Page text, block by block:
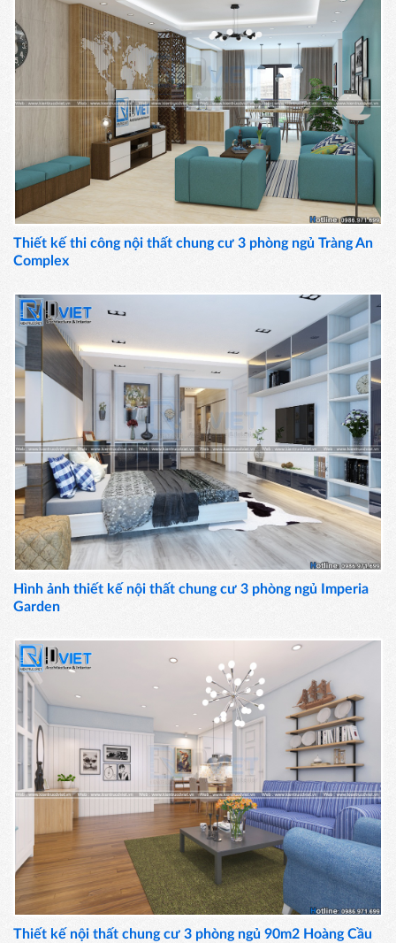
Thiết kế thi công nội thất chung cư 3 phòng ngủ Tràng An
Complex
Hình ảnh thiết kế nội thất chung cư 3 phòng ngủ Imperia
Garden
Thiết kế nội thất chung cư 3 phòng ngủ 90m2 Hoàng Cầu